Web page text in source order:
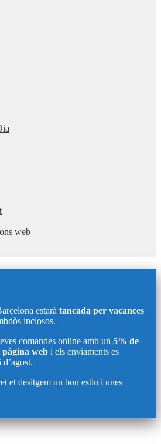
web
estarà tancada per vacances
inclosos.
comandes online amb un 5% de
pàgina web i els enviaments es
et desitgem un bon estiu i unes